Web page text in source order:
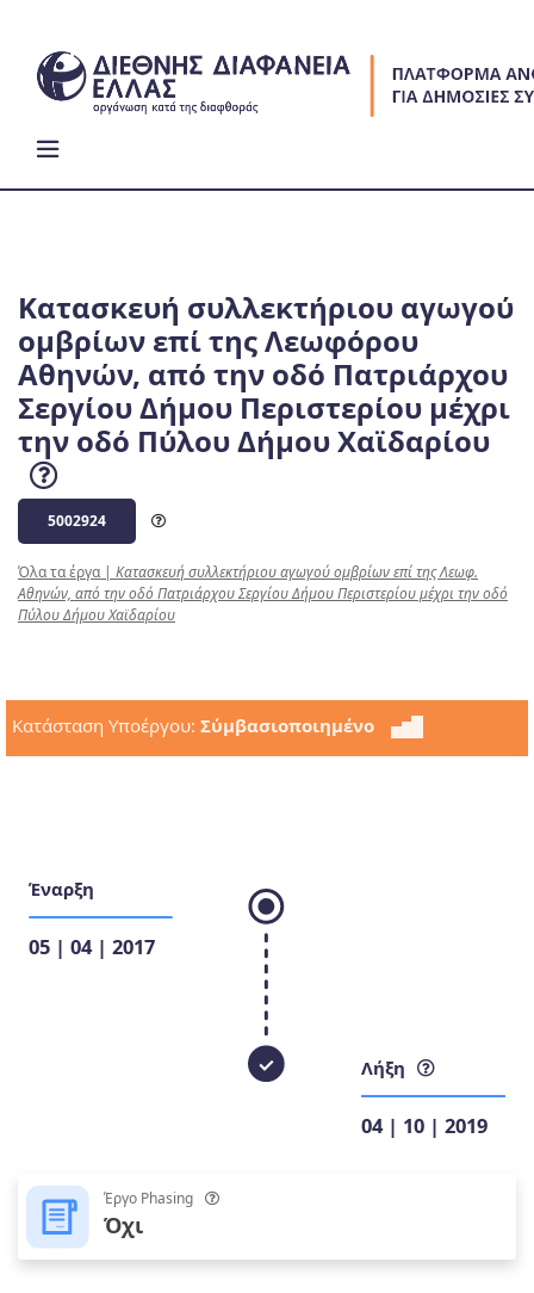
content
Κατασκευή συλλεκτήριου αγωγού
ομβρίων επί της Λεωφόρου
Αθηνών, από την οδό Πατριάρχου
Σεργίου Δήμου Περιστερίου μέχρι
την οδό Πύλου Δήμου Χαϊδαρίου
5002924
Όλα τα έργα| Κατασκευή συλλεκτήριου αγωγού ομβρίων επί της Λεωφ.
Αθηνών, από την οδό Πατριάρχου Σεργίου Δήμου Περιστερίου μέχρι την οδό
Πύλου Δήμου Χαϊδαρίου
Κατάσταση Υποέργου: Σύμβασιοποιημένο
Έναρξη
05 | 04 | 2017
Λήξη
04 | 10 | 2019
Έργο Phasing
Όχι